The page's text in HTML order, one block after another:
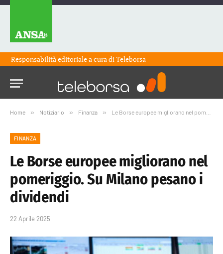
Responsabilità editoriale a cura diTeleborsa
Home » Notiziario » Finanza » Le Borse europee migliorano nel pomeriggio. Su Milano pesano i dividendi
FINANZA
Le Borse europee migliorano nel
pomeriggio. Su Milano pesano i
dividendi
22 Aprile 2025